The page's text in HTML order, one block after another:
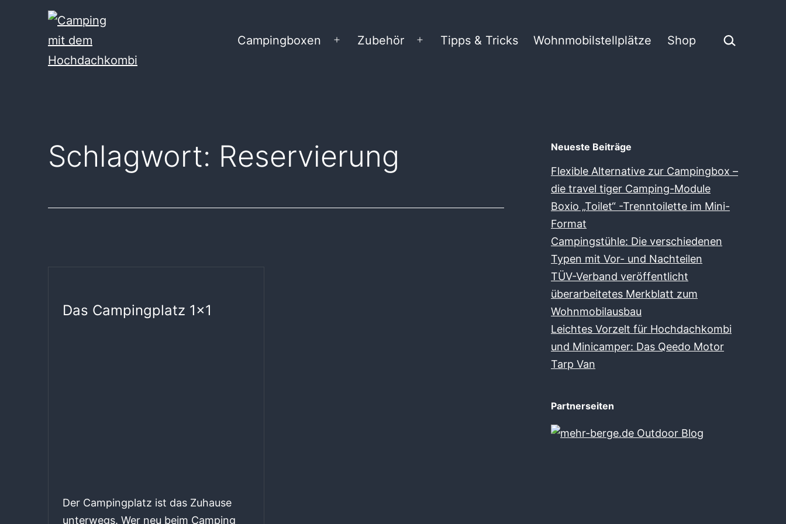
springen
Campingboxen
MenüZubehör
MenüTipps & Tricks Wohnmobilstellplätze Shop Suchen …
Schlagwort: Reservierung
Das Campingplatz 1×1
Der Campingplatz ist das Zuhause
unterwegs. Wer neu beim Camping
Neueste Beiträge
Flexible Alternative zur Campingbox –
die travel tiger Camping-Module
Boxio „Toilet“ -Trenntoilette im Mini-
Format
Campingstühle: Die verschiedenen
Typen mit Vor- und Nachteilen
TÜV-Verband veröffentlicht
überarbeitetes Merkblatt zum
Wohnmobilausbau
Leichtes Vorzelt für Hochdachkombi
und Minicamper: Das Qeedo Motor
Tarp Van
Partnerseiten